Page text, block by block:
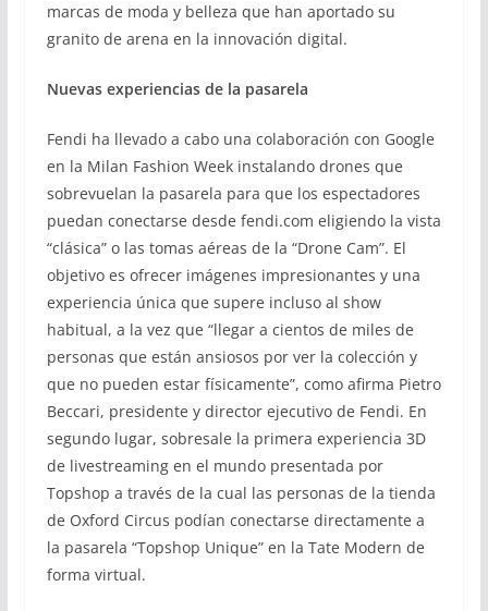
marcas de moda y belleza que han aportado su
granito de arena en la innovación digital.
Nuevas experiencias de la pasarela
Fendi ha llevado a cabo una colaboración con Google
en la Milan Fashion Week instalando drones que
sobrevuelan la pasarela para que los espectadores
puedan conectarse desde fendi.com eligiendo la vista
“clásica” o las tomas aéreas de la “Drone Cam”. El
objetivo es ofrecer imágenes impresionantes y una
experiencia única que supere incluso al show
habitual, a la vez que “llegar a cientos de miles de
personas que están ansiosos por ver la colección y
que no pueden estar físicamente”, como afirma Pietro
Beccari, presidente y director ejecutivo de Fendi. En
segundo lugar, sobresale la primera experiencia 3D
de livestreaming en el mundo presentada por
Topshop a través de la cual las personas de la tienda
de Oxford Circus podían conectarse directamente a
la pasarela “Topshop Unique” en la Tate Modern de
forma virtual.